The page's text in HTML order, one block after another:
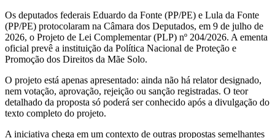
Os deputados federais Eduardo da Fonte (PP/PE) e Lula da Fonte
(PP/PE) protocolaram na Câmara dos Deputados, em 9 de julho de
2026, o Projeto de Lei Complementar (PLP) nº 204/2026. A ementa
oficial prevê a instituição da Política Nacional de Proteção e
Promoção dos Direitos da Mãe Solo.
O projeto está apenas apresentado: ainda não há relator designado,
nem votação, aprovação, rejeição ou sanção registradas. O teor
detalhado da proposta só poderá ser conhecido após a divulgação do
texto completo do projeto.
A iniciativa chega em um contexto de outras propostas semelhantes